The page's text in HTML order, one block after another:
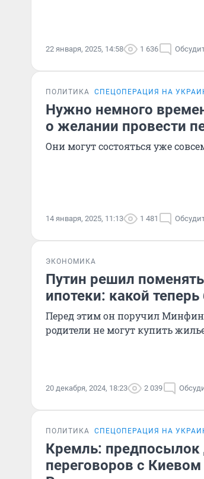
22 января, 2025, 14:58 1 636
ПОЛИТИКА СПЕЦОПЕРАЦИЯ НА
Нужно немного
о желании провести
Они могут состояться уже
14 января, 2025, 11:13 1 481
ЭКОНОМИКА
Путин решил
ипотеки: какой
Перед этим он поручил
родители не могут купить
20 декабря, 2024, 18:23 2 039
ПОЛИТИКА СПЕЦОПЕРАЦИЯ НА
Кремль: предпосылок
переговоров с